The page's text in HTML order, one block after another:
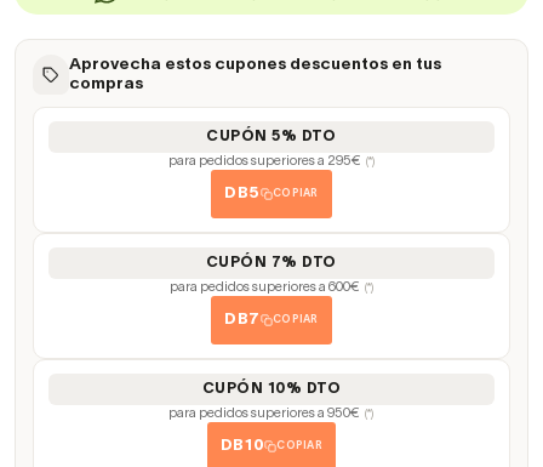
Aprovecha estos cupones descuentos en tus
compras
CUPÓN 5% DTO
para pedidos superiores a 295€ (*)
DB5 COPIAR
CUPÓN 7% DTO
para pedidos superiores a 600€ (*)
DB7 COPIAR
CUPÓN 10% DTO
para pedidos superiores a 950€ (*)
DB10 COPIAR